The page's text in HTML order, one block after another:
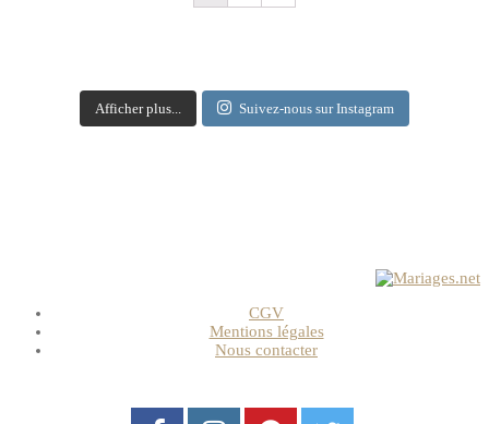
Afficher plus... Suivez-nous sur Instagram
CGV
Mentions légales
Nous contacter